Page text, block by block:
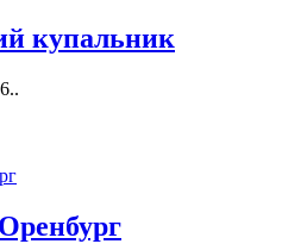
купальник